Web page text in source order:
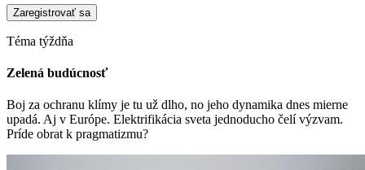
Zaregistrovať sa
Téma týždňa
Zelená budúcnosť
Boj za ochranu klímy je tu už dlho, no jeho dynamika dnes mierne
upadá. Aj v Európe. Elektrifikácia sveta jednoducho čelí výzvam.
Príde obrat k pragmatizmu?